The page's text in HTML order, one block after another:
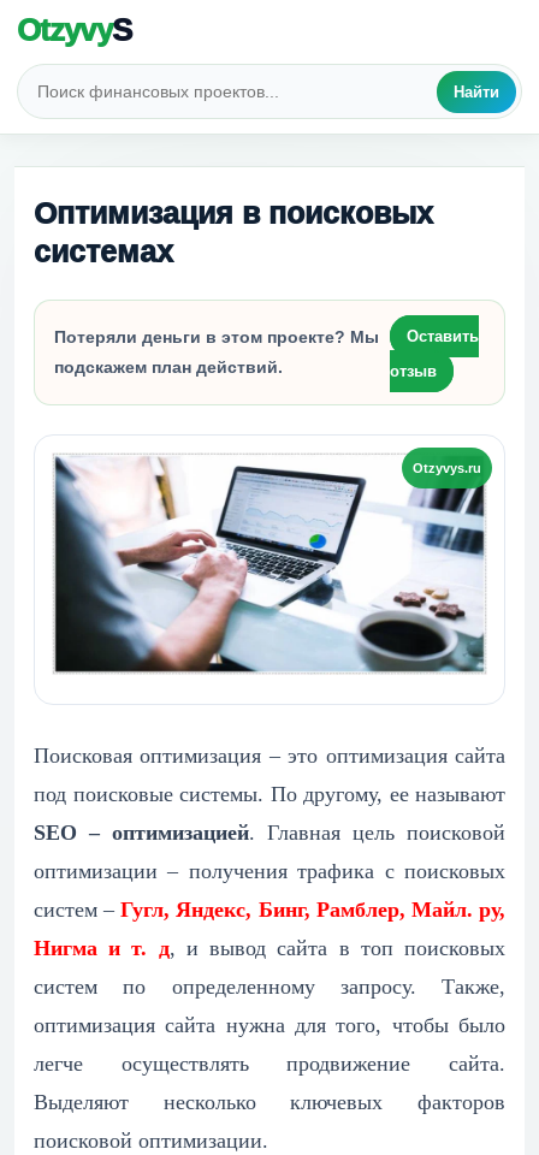
OtzyvyS
Найти
Оптимизация в поисковых
системах
Потеряли деньги в этом проекте? Мы
подскажем план действий.
Оставить
отзыв
Поисковая оптимизация – это оптимизация сайта
под поисковые системы. По другому, ее называют
SEO – оптимизацией. Главная цель поисковой
оптимизации – получения трафика с поисковых
систем –Гугл, Яндекс, Бинг, Рамблер, Майл. ру,
Нигма и т. д, и вывод сайта в топ поисковых
систем по определенному запросу. Также,
оптимизация сайта нужна для того, чтобы было
легче осуществлять продвижение сайта.
Выделяют несколько ключевых факторов
поисковой оптимизации.